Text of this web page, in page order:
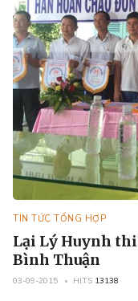
TIN TỨC TỔNG HỢP
Lại Lý Huynh thi
Bình Thuận
03-09-2015 HITS 13138